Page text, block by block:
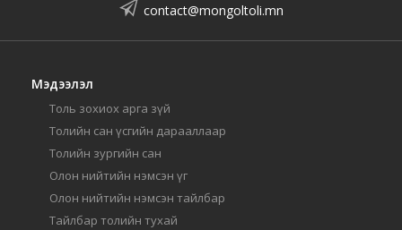
contact@mongoltoli.mn
Мэдээлэл
Толь зохиох арга зүй
Толийн сан үсгийн дарааллаар
Толийн зургийн сан
Олон нийтийн нэмсэн үг
Олон нийтийн нэмсэн тайлбар
Тайлбар толийн тухай